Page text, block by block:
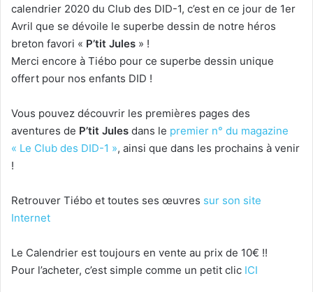
calendrier 2020 du Club des DID-1, c’est en ce jour de 1er
Avril que se dévoile le superbe dessin de notre héros
breton favori « P’tit Jules » !
Merci encore à Tiébo pour ce superbe dessin unique
offert pour nos enfants DID !
Vous pouvez découvrir les premières pages des
aventures de P’tit Jules dans le premier n° du magazine
« Le Club des DID-1 », ainsi que dans les prochains à venir
!
Retrouver Tiébo et toutes ses œuvres sur son site
Internet
Le Calendrier est toujours en vente au prix de 10€ !!
Pour l’acheter, c’est simple comme un petit clic ICI